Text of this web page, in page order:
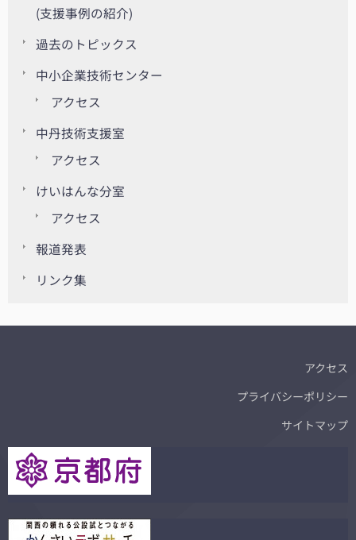
(支援事例の紹介)
過去のトピックス
中小企業技術センター
アクセス
中丹技術支援室
アクセス
けいはんな分室
アクセス
報道発表
リンク集
アクセス
プライバシーポリシー
サイトマップ